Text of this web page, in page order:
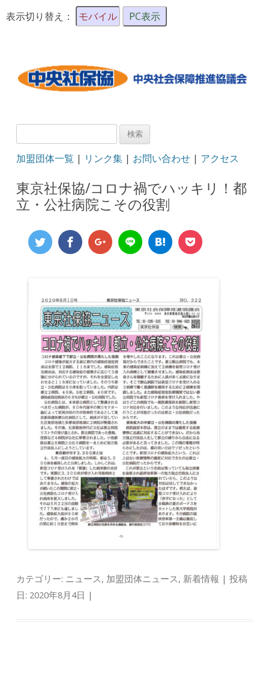
表示切り替え： モバイル PC表示
検
加盟団体一覧 | リンク集 | お問い合わせ | アクセス
東京社保協/コロナ禍でハッキリ！都
立・公社病院こその役割
カテゴリー: ニュース , 加盟団体ニュース , 新着情報 | 投稿
日: 2020年8月4日 |